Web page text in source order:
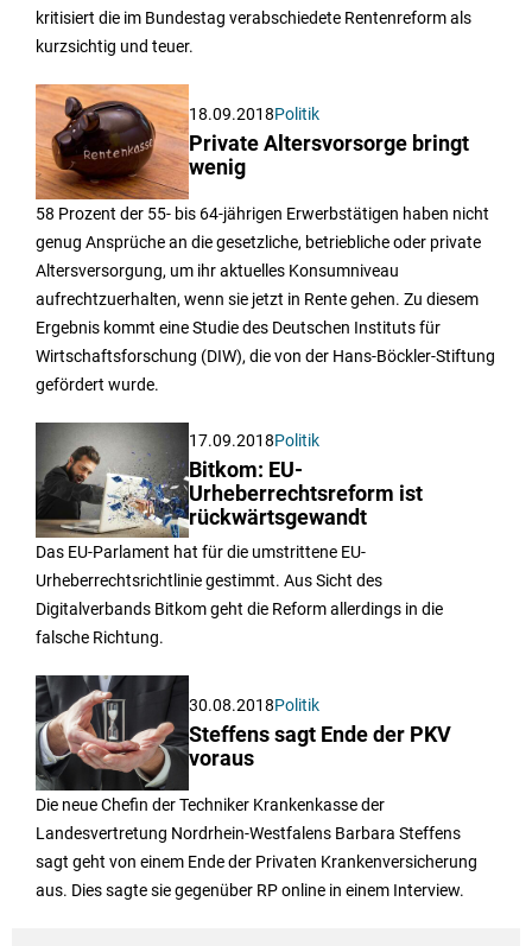
kritisiert die im Bundestag verabschiedete Rentenreform als
kurzsichtig und teuer.
18.09.2018Politik
Private Altersvorsorge bringt
wenig
58 Prozent der 55- bis 64-jährigen Erwerbstätigen haben nicht
genug Ansprüche an die gesetzliche, betriebliche oder private
Altersversorgung, um ihr aktuelles Konsumniveau
aufrechtzuerhalten, wenn sie jetzt in Rente gehen. Zu diesem
Ergebnis kommt eine Studie des Deutschen Instituts für
Wirtschaftsforschung (DIW), die von der Hans-Böckler-Stiftung
gefördert wurde.
17.09.2018Politik
Bitkom: EU-
Urheberrechtsreform ist
rückwärtsgewandt
Das EU-Parlament hat für die umstrittene EU-
Urheberrechtsrichtlinie gestimmt. Aus Sicht des
Digitalverbands Bitkom geht die Reform allerdings in die
falsche Richtung.
30.08.2018Politik
Steffens sagt Ende der PKV
voraus
Die neue Chefin der Techniker Krankenkasse der
Landesvertretung Nordrhein-Westfalens Barbara Steffens
sagt geht von einem Ende der Privaten Krankenversicherung
aus. Dies sagte sie gegenüber RP online in einem Interview.